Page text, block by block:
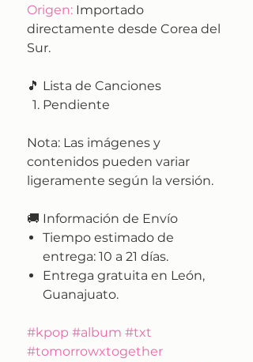
Origen: Importado
directamente desde Corea del
Sur.
🎵 Lista de Canciones
Pendiente
Nota: Las imágenes y
contenidos pueden variar
ligeramente según la versión.
🚚 Información de Envío
Tiempo estimado de
entrega: 10 a 21 días.
Entrega gratuita en León,
Guanajuato.
#kpop #album #txt
#tomorrowxtogether